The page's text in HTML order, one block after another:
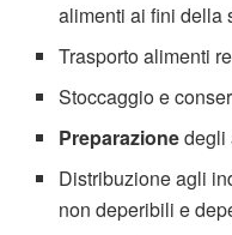
alimenti ai fini della
Trasporto alimenti
Stoccaggio e
Preparazionedegli
Distribuzione agli
non deperibili e